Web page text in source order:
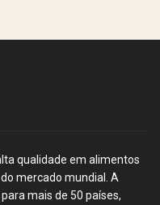
qualidade em alimentos
mercado mundial. A
mais de 50 países,